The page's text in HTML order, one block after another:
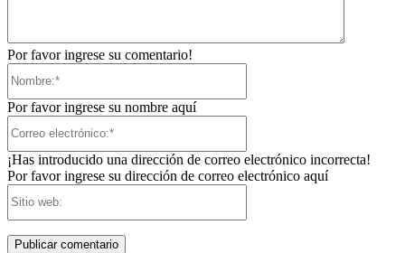
Por favor ingrese su comentario!
Por favor ingrese su nombre aquí
¡Has introducido una dirección de correo electrónico incorrecta!
Por favor ingrese su dirección de correo electrónico aquí